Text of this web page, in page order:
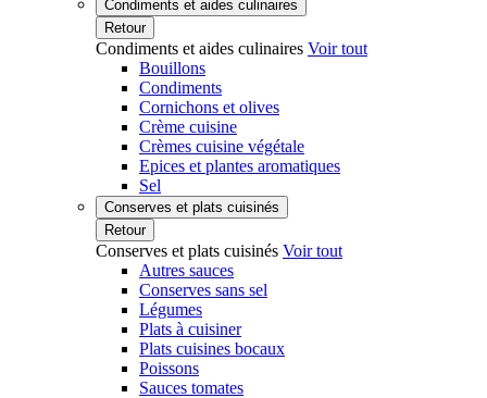
Condiments et aides culinaires
Retour
Condiments et aides culinaires Voir tout
Bouillons
Condiments
Cornichons et olives
Crème cuisine
Crèmes cuisine végétale
Epices et plantes aromatiques
Sel
Conserves et plats cuisinés
Retour
Conserves et plats cuisinés Voir tout
Autres sauces
Conserves sans sel
Légumes
Plats à cuisiner
Plats cuisines bocaux
Poissons
Sauces tomates